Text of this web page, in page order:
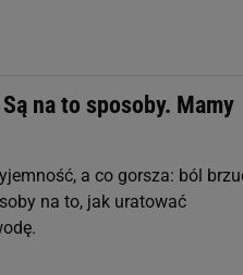
na to sposoby. Mamy
a co gorsza: ból
na to, jak uratować